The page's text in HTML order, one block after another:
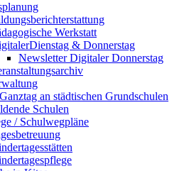
Werkstatt
& Donnerstag
Newsletter Digitaler Donnerstag
an städtischen Grundschulen
Schulen
/ Schulwegpläne